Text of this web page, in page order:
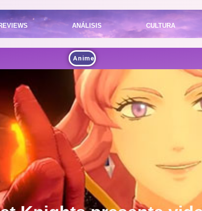
ANÁLISIS CULTURA
Anime